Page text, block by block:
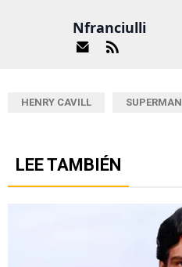
Nfranciulli
HENRY CAVILL SUPERMAN
LEE TAMBIÉN